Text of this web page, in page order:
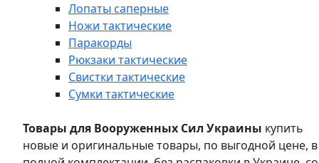
Лопаты саперные
Ножи тактические
Паракорды
Рюкзаки тактические
Свистки тактические
Сумки тактические
Товары для Вооруженных Сил Украины купить
новые и оригинальные товары, по выгодной цене, в